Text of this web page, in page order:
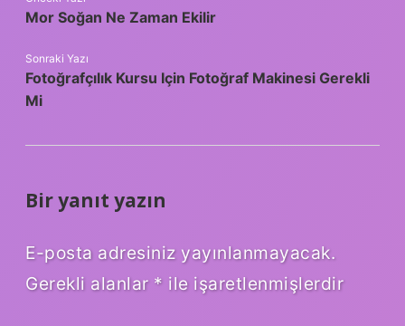
Mor Soğan Ne Zaman Ekilir
Sonraki Yazı
Fotoğrafçılık Kursu Için Fotoğraf Makinesi Gerekli
Mi
Bir yanıt yazın
E-posta adresiniz yayınlanmayacak.
Gerekli alanlar * ile işaretlenmişlerdir